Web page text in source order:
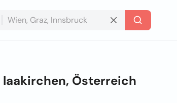
laakirchen, Österreich